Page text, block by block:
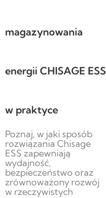
magazynowania
energii CHISAGE ESS
w praktyce
Poznaj, w jaki sposób
rozwiązania Chisage
ESS zapewniają
wydajność,
bezpieczeństwo oraz
zrównoważony rozwój
w rzeczywistych